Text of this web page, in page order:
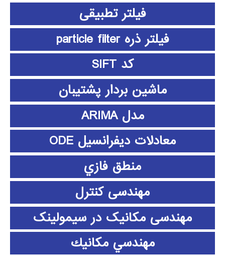
فیلتر تطبیقی
فیلتر ذره particle filter
کد SIFT
ماشین بردار پشتیبان
مدل ARIMA
معادلات دیفرانسیل ODE
منطق فازي
مهندسی کنترل
مهندسی مکانیک در سیمولینک
مهندسي مكانيك